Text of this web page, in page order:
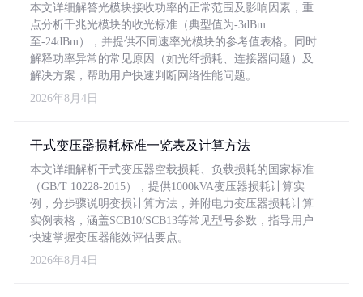
本文详细解答光模块接收功率的正常范围及影响因素，重
点分析千兆光模块的收光标准（典型值为-3dBm
至-24dBm），并提供不同速率光模块的参考值表格。同时
解释功率异常的常见原因（如光纤损耗、连接器问题）及
解决方案，帮助用户快速判断网络性能问题。
2026年8月4日
干式变压器损耗标准一览表及计算方法
本文详细解析干式变压器空载损耗、负载损耗的国家标准
（GB/T 10228-2015），提供1000kVA变压器损耗计算实
例，分步骤说明变损计算方法，并附电力变压器损耗计算
实例表格，涵盖SCB10/SCB13等常见型号参数，指导用户
快速掌握变压器能效评估要点。
2026年8月4日